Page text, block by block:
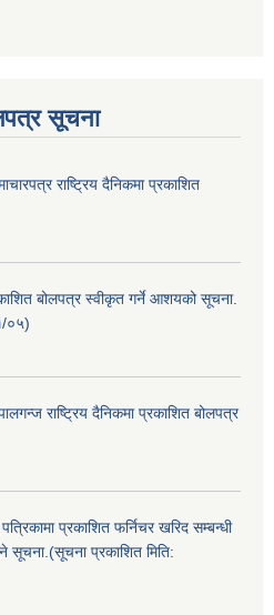
सूचना
राष्ट्रिय दैनिकमा प्रकाशित
बोलपत्र स्वीकृत गर्ने आशयको सूचना.
०५)
राष्ट्रिय दैनिकमा प्रकाशित बोलपत्र
प्रकाशित फर्निचर खरिद सम्बन्धी
सूचना.(सूचना प्रकाशित मिति: